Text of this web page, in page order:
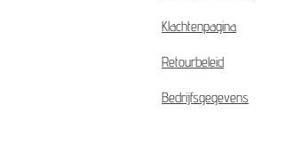
Klachtenpagina
Retourbeleid
Bedrijfsgegevens